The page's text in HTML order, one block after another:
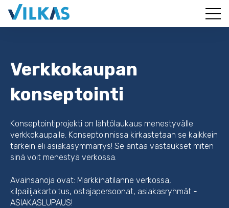
Verkkokaupan
konseptointi
Konseptointiprojekti on lähtölaukaus menestyvälle
verkkokaupalle. Konseptoinnissa kirkastetaan se kaikkein
tärkein eli asiakasymmärrys! Se antaa vastaukset miten
sinä voit menestyä verkossa.
Avainsanoja ovat: Markkinatilanne verkossa,
kilpailijakartoitus, ostajapersoonat, asiakasryhmät -
ASIAKASLUPAUS!